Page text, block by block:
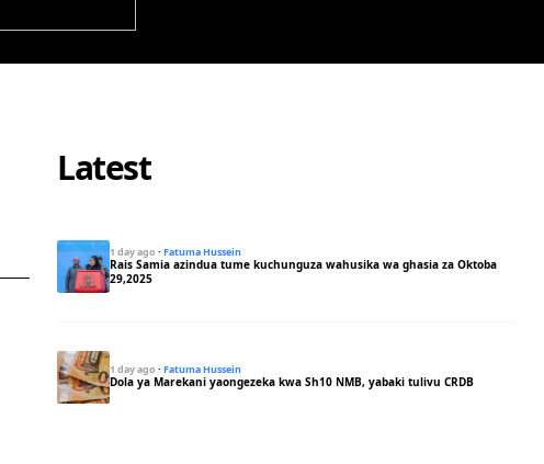
Latest
1 day ago ·Fatuma Hussein
Rais Samia azindua tume kuchunguza wahusika wa ghasia za Oktoba
29,2025
1 day ago ·Fatuma Hussein
Dola ya Marekani yaongezeka kwa Sh10 NMB, yabaki tulivu CRDB